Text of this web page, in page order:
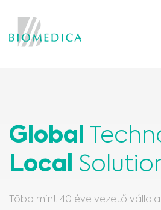
Global
Local
Több mint 40 éve vezető